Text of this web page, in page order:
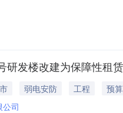
项目1号研发楼改建为保障性
供应
研发楼改建为保障性租
弱电安防 工程
预
司